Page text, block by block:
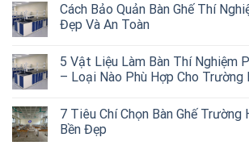
Cách Bảo Quản Bàn Ghế Thí
Đẹp Và An Toàn
5 Vật Liệu Làm Bàn Thí Nghiệm
– Loại Nào Phù Hợp Cho Trường
7 Tiêu Chí Chọn Bàn Ghế
Bền Đẹp